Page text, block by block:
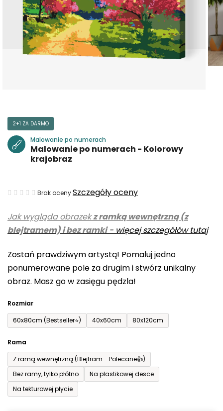
Jak wygląda obrazekz ramką wewnętrzną (z
blejtramem) i bez ramki- więcej szczegółów tutaj
Zostań prawdziwym artystą! Pomaluj jedno
ponumerowane pole za drugim i stwórz unikalny
obraz. Masz go w zasięgu pędzla!
Rozmiar
60x80cm (Bestseller⭐)
40x60cm 80x120cm
Rama
Z ramą wewnętrzną (Blejtram - Polecane👍)
Bez ramy, tylko płótno
Na plastikowej desce
Na tekturowej płycie
2+1 ZA DARMO
Malowanie po numerach
Malowanie po numerach - Kolorowy
krajobraz
Średnia
produktu
wynosi
na
5
gwiazdek.
Brak ocenySzczegóły oceny